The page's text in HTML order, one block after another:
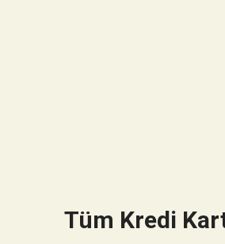
Tüm Kredi